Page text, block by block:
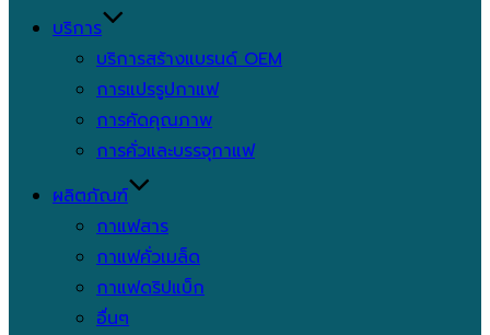
บริการ
บริการสร้างแบรนด์ OEM
การแปรรูปกาแฟ
การคัดคุณภาพ
การคั่วและบรรจุกาแฟ
ผลิตภัณฑ์
กาแฟสาร
กาแฟคั่วเมล็ด
กาแฟดริปแบ็ก
อื่นๆ